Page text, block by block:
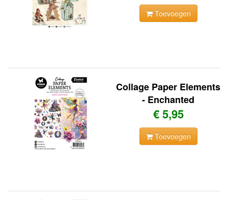
Toevoegen
Collage Paper Elements
- Enchanted
€ 5,95
Toevoegen